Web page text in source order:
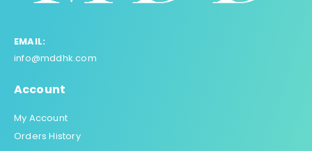
EMAIL:
info@mddhk.com
Account
My Account
Orders History